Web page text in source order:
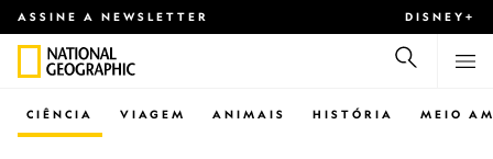
ASSINE A NEWSLETTER DISNEY+
CIÊNCIA VIAGEM ANIMAIS HISTÓRIA MEIO